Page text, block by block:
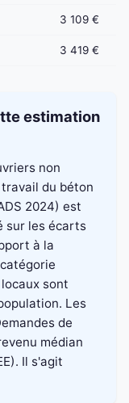
3 109 €
3 419 €
estimation
non
du béton
2024) est
sur les écarts
à la
sont
Les
de
médian
Il s'agit